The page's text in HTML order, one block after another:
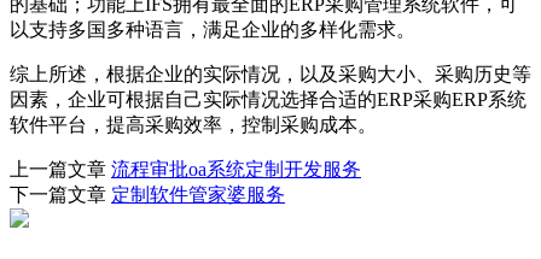
的基础；功能上IFS拥有最全面的ERP采购管理系统软件，可
以支持多国多种语言，满足企业的多样化需求。
综上所述，根据企业的实际情况，以及采购大小、采购历史等
因素，企业可根据自己实际情况选择合适的ERP采购ERP系统
软件平台，提高采购效率，控制采购成本。
上一篇文章 流程审批oa系统定制开发服务
下一篇文章 定制软件管家婆服务